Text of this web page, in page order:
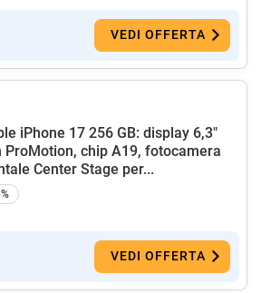
VEDI OFFERTA
iPhone 17 256 GB: display 6,3"
ProMotion, chip A19, fotocamera
Center Stage per...
VEDI OFFERTA